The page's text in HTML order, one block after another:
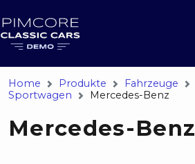
Home Produkte Fahrzeuge
Sportwagen
Mercedes-Benz
Mercedes-Benz